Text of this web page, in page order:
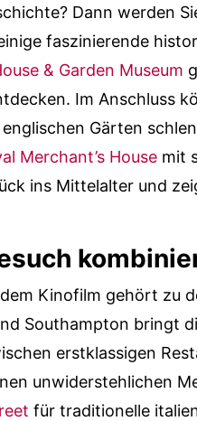
Dann werden
faszinierende
& Garden Museum
Im Anschluss
Gärten
Merchant’s Housemit
ins Mittelalter und
Kinofilm gehört zu
Southampton bringt
erstklassigen
unwiderstehlichen
für traditionelle